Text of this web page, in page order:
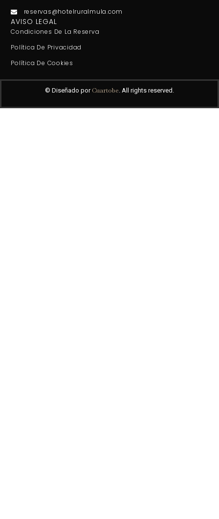
reservas@hotelruralmula.com
AVISO LEGAL
Condiciones De La Reserva
Política De Privacidad
Política De Cookies
© Diseñado por Cuartobe . All rights reserved.